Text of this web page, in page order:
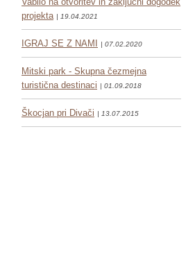
projekta | 19.04.2021
IGRAJ SE Z NAMI | 07.02.2020
Mitski park - Skupna čezmejna
turistična destinaci | 01.09.2018
Škocjan pri Divači | 13.07.2015